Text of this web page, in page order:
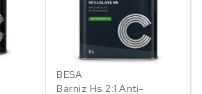
BESA
Barniz Hs 2:1 Anti-